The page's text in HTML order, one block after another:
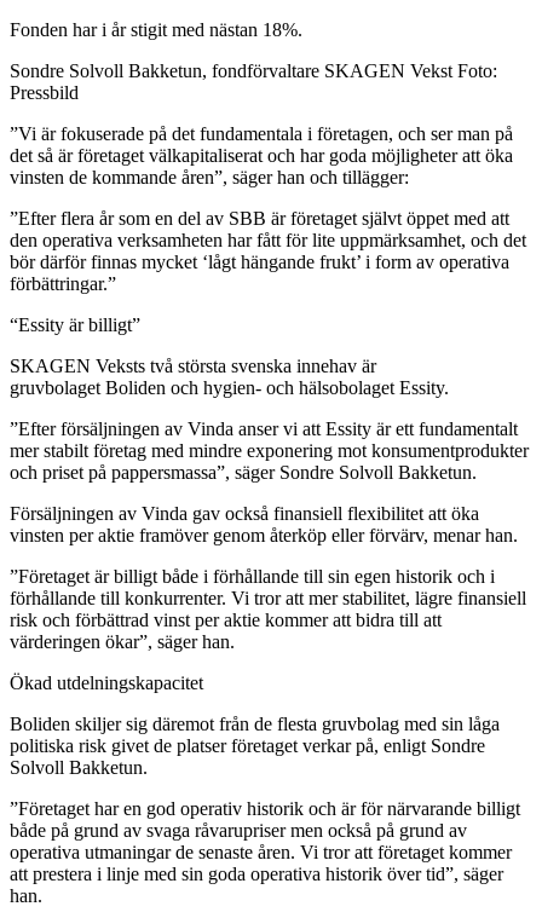
Fonden har i år stigit med nästan 18%.
Sondre Solvoll Bakketun, fondförvaltare SKAGEN Vekst Foto:
Pressbild
”Vi är fokuserade på det fundamentala i företagen, och ser man på
det så är företaget välkapitaliserat och har goda möjligheter att öka
vinsten de kommande åren”, säger han och tillägger:
”Efter flera år som en del av SBB är företaget självt öppet med att
den operativa verksamheten har fått för lite uppmärksamhet, och det
bör därför finnas mycket ‘lågt hängande frukt’ i form av operativa
förbättringar.”
“Essity är billigt”
SKAGEN Veksts två största svenska innehav är
gruvbolaget Boliden och hygien- och hälsobolaget Essity.
”Efter försäljningen av Vinda anser vi att Essity är ett fundamentalt
mer stabilt företag med mindre exponering mot konsumentprodukter
och priset på pappersmassa”, säger Sondre Solvoll Bakketun.
Försäljningen av Vinda gav också finansiell flexibilitet att öka
vinsten per aktie framöver genom återköp eller förvärv, menar han.
”Företaget är billigt både i förhållande till sin egen historik och i
förhållande till konkurrenter. Vi tror att mer stabilitet, lägre finansiell
risk och förbättrad vinst per aktie kommer att bidra till att
värderingen ökar”, säger han.
Ökad utdelningskapacitet
Boliden skiljer sig däremot från de flesta gruvbolag med sin låga
politiska risk givet de platser företaget verkar på, enligt Sondre
Solvoll Bakketun.
”Företaget har en god operativ historik och är för närvarande billigt
både på grund av svaga råvarupriser men också på grund av
operativa utmaningar de senaste åren. Vi tror att företaget kommer
att prestera i linje med sin goda operativa historik över tid”, säger
han.